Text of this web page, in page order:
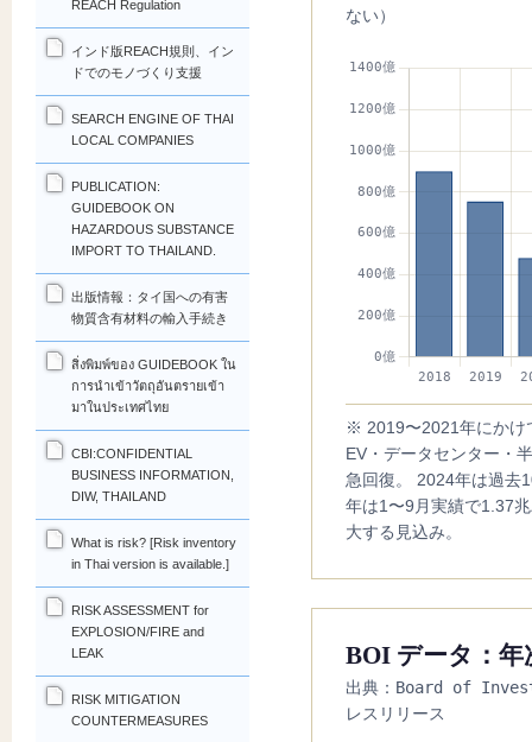
ない）
※ 2019〜2021年にかけ
EV・データセンター・
急回復。 2024年は過去
年は1〜9月実績で1.37
大する見込み。
BOI データ：年
出典：Board of
レスリリース
REACH Regulation
インド版REACH規則、イン
ドでのモノづくり支援
SEARCH ENGINE OF THAI
LOCAL COMPANIES
PUBLICATION:
GUIDEBOOK ON
HAZARDOUS SUBSTANCE
IMPORT TO THAILAND.
出版情報：タイ国への有害
物質含有材料の輸入手続き
สิ่งพิมพ์ของ GUIDEBOOK ใน
การนำเข้าวัตถุอันตรายเข้า
มาในประเทศไทย
CBI:CONFIDENTIAL
BUSINESS INFORMATION,
DIW, THAILAND
What is risk? [Risk inventory
in Thai version is available.]
RISK ASSESSMENT for
EXPLOSION/FIRE and
LEAK
RISK MITIGATION
COUNTERMEASURES